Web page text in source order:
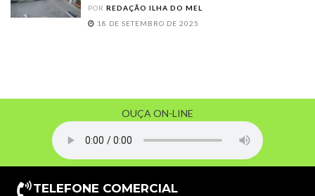
POR REDAÇÃO ILHA DO MEL
18 DE SETEMBRO DE 2025
OUÇA ON-LINE
TELEFONE COMERCIAL